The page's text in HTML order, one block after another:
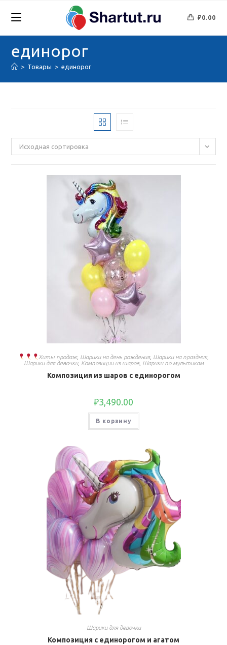
₽0.00
единорог
> Товары > единорог
Исходная сортировка
Хиты продаж, Шарики на день рождения, Шарики на праздник,
Шарики для девочки, Композиции из шаров, Шарики по мультикам
Композиция из шаров с единорогом
₽3,490.00
В корзину
Шарики для девочки
Композиция с единорогом и агатом